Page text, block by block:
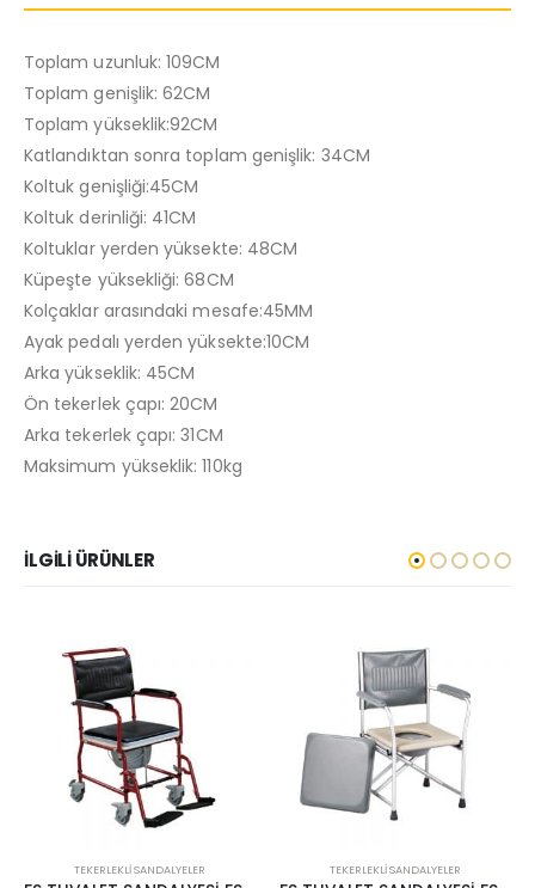
Toplam uzunluk: 109CM
Toplam genişlik: 62CM
Toplam yükseklik:92CM
Katlandıktan sonra toplam genişlik: 34CM
Koltuk genişliği:45CM
Koltuk derinliği: 41CM
Koltuklar yerden yüksekte: 48CM
Küpeşte yüksekliği: 68CM
Kolçaklar arasındaki mesafe:45MM
Ayak pedalı yerden yüksekte:10CM
Arka yükseklik: 45CM
Ön tekerlek çapı: 20CM
Arka tekerlek çapı: 31CM
Maksimum yükseklik: 110kg
İLGILI ÜRÜNLER
TEKERLEKLI SANDALYELER TEKERLEKLI SANDALYELER